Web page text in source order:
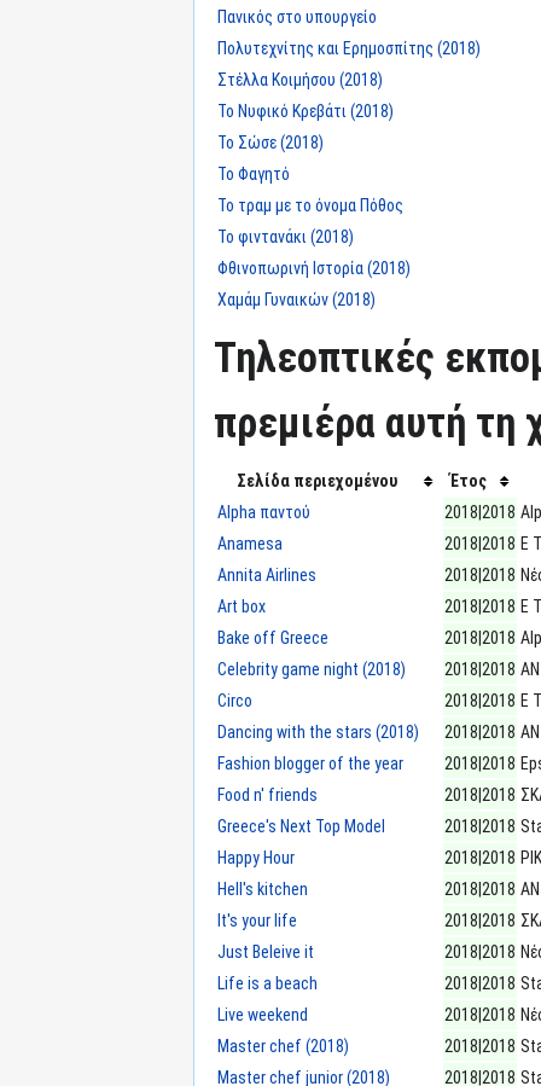
Πανικός στο υπουργείο
Πολυτεχνίτης και Ερημοσπίτης (2018)
Στέλλα Κοιμήσου (2018)
Το Νυφικό Κρεβάτι (2018)
Το Σώσε (2018)
Το Φαγητό
Το τραμ με το όνομα Πόθος
Το φιντανάκι (2018)
Φθινοπωρινή Ιστορία (2018)
Χαμάμ Γυναικών (2018)
Τηλεοπτικές
πρεμιέρα αυτή τη
Σελίδα περιεχομένου
Έτος
Alpha παντού
2018|2018
Anamesa
2018|2018 E
Annita Airlines
2018|2018
Art box
2018|2018 E
Bake off Greece
2018|2018
Celebrity game night (2018)
2018|2018
Circo
2018|2018 E
Dancing with the stars (2018)
2018|2018
Fashion blogger of the year
2018|2018
Food n' friends
2018|2018
Greece's Next Top Model
2018|2018
Happy Hour
2018|2018
Hell's kitchen
2018|2018
It's your life
2018|2018
Just Beleive it
2018|2018
Life is a beach
2018|2018
Live weekend
2018|2018
Master chef (2018)
2018|2018
Master chef junior (2018)
2018|2018